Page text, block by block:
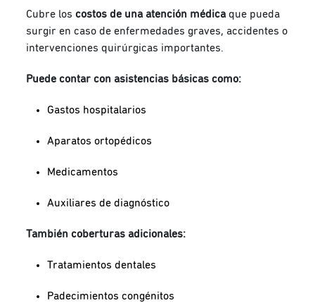
Cubre loscostos de una atención médicaque pueda
surgir en caso de enfermedades graves, accidentes o
intervenciones quirúrgicas importantes.
Puede contar con asistencias básicas como:
Gastos hospitalarios
Aparatos ortopédicos
Medicamentos
Auxiliares de diagnóstico
También coberturas adicionales:
Tratamientos dentales
Padecimientos congénitos